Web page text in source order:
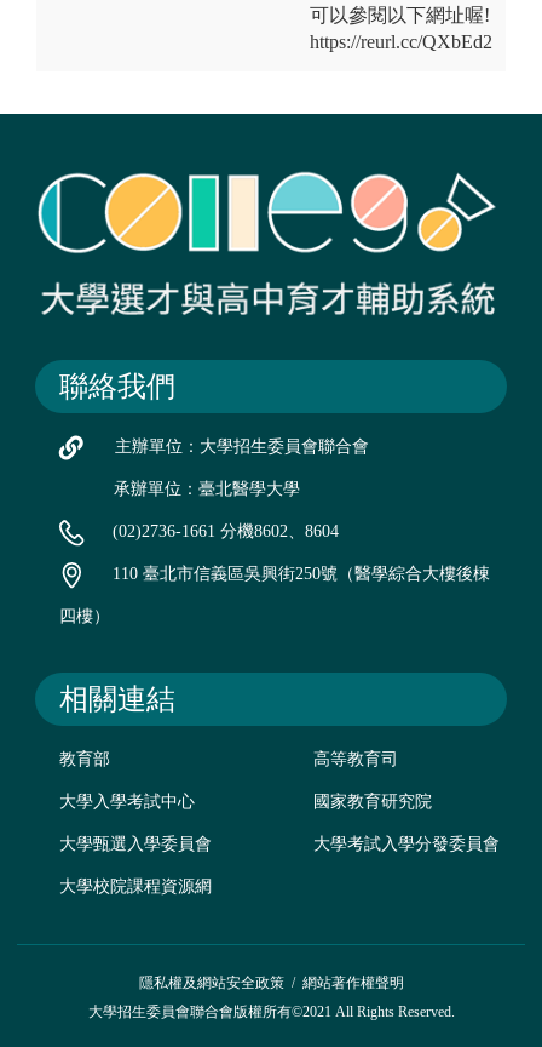
可以參閱以下網址喔!
https://reurl.cc/QXbEd2
聯絡我們
主辦單位：大學招生委員會聯合會
承辦單位：臺北醫學大學
(02)2736-1661 分機8602、8604
110 臺北市信義區吳興街250號（醫學綜合大樓後棟
四樓）
相關連結
教育部 高等教育司
大學入學考試中心 國家教育研究院
大學甄選入學委員會 大學考試入學分發委員會
大學校院課程資源網
隱私權及網站安全政策/ 網站著作權聲明
大學招生委員會聯合會版權所有©2021 All Rights Reserved.